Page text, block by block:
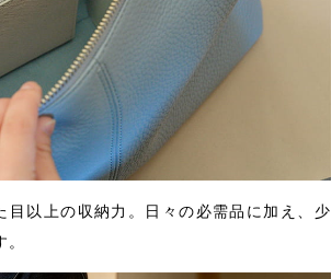
以上の収納力。日々の必需品に加え、少